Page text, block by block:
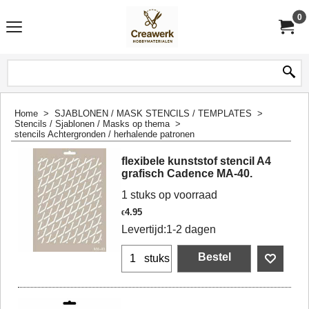
0
Home > SJABLONEN / MASK STENCILS / TEMPLATES >
Stencils / Sjablonen / Masks op thema>
stencils Achtergronden / herhalende patronen
flexibele kunststof stencil A4
grafisch Cadence MA-40.
1 stuks op voorraad
€4.95
Levertijd:1-2 dagen
stuks Bestel